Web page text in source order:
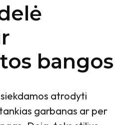
bangos
atrodyti
garbanas ar per